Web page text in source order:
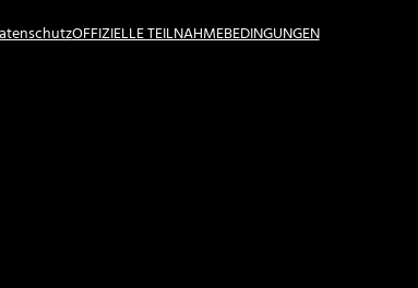
OFFIZIELLE TEILNAHMEBEDINGUNGEN